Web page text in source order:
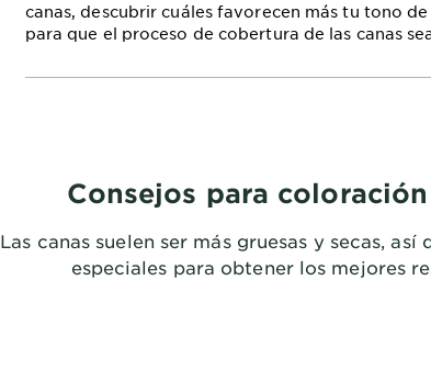
canas, descubrir cuáles favorecen más tu tono
para que el proceso de cobertura de las canas
Consejos para
Las canas suelen ser más gruesas y secas,
especiales para obtener los mejores